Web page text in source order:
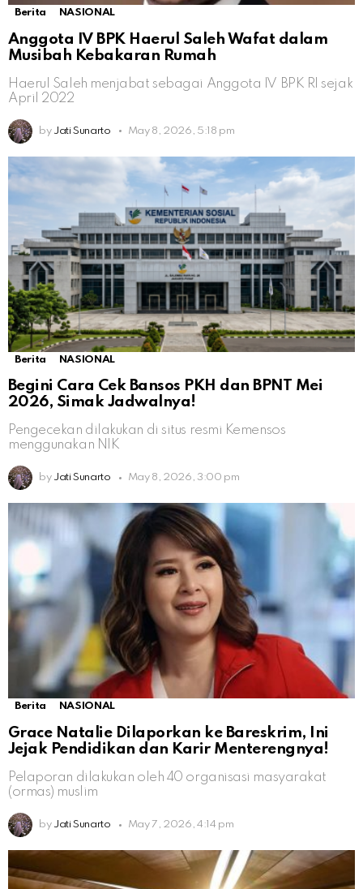
Berita NASIONAL
Anggota IV BPK Haerul Saleh Wafat dalam
Musibah Kebakaran Rumah
Haerul Saleh menjabat sebagai Anggota IV BPK RI sejak
April 2022
by Jati Sunarto May 8, 2026, 5:18 pm
Berita NASIONAL
Begini Cara Cek Bansos PKH dan BPNT Mei
2026, Simak Jadwalnya!
Pengecekan dilakukan di situs resmi Kemensos
menggunakan NIK
by Jati Sunarto May 8, 2026, 3:00 pm
Berita NASIONAL
Grace Natalie Dilaporkan ke Bareskrim, Ini
Jejak Pendidikan dan Karir Menterengnya!
Pelaporan dilakukan oleh 40 organisasi masyarakat
(ormas) muslim
by Jati Sunarto May 7, 2026, 4:14 pm